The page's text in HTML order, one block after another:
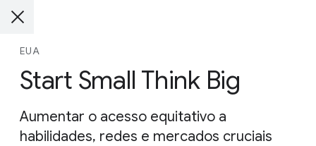
EUA
Start Small Think Big
Aumentar o acesso equitativo a
habilidades, redes e mercados cruciais